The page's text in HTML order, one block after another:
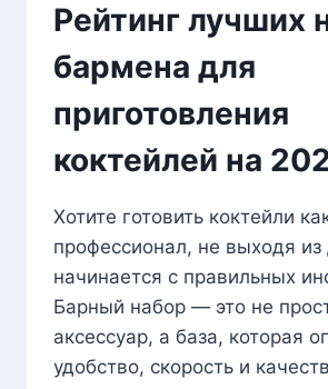
Рейтинг лучших
бармена для
приготовления
коктейлей на
Хотите готовить коктейли
профессионал, не выходя
начинается с правильных
Барный набор — это не
аксессуар, а база, которая
удобство, скорость и